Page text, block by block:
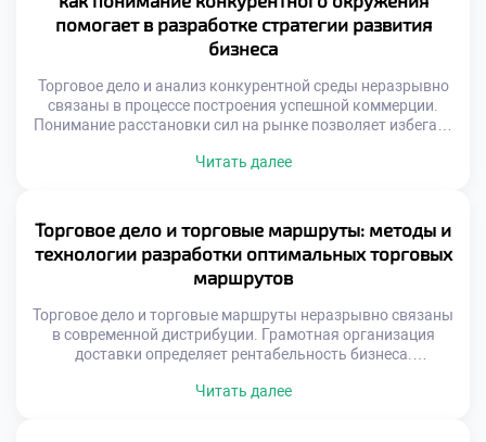
получают ясную картину происходящих процессов.
Цифры становятся языком общения […]
помогает в разработке стратегии развития
бизнеса
Торговое дело и анализ конкурентной среды неразрывно
связаны в процессе построения успешной коммерции.
Понимание расстановки сил на рынке позволяет избегать
действий соперников превращает любую бизнес-
взаимосвязанных участников обмена. Появление новых
игроков или технологий мгновенно меняет правила
ведения торговли. Адаптивность к внешним […]
Читать далее
Торговое дело и торговые маршруты: методы и
технологии разработки оптимальных торговых
маршрутов
Торговое дело и торговые маршруты неразрывно связаны
в современной дистрибуции. Грамотная организация
доставки определяет рентабельность бизнеса.
компании. Скорость оборачиваемости товаров напрямую
Читать далее